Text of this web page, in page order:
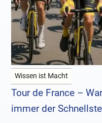
Wissen ist Macht
Tour de France –
immer der